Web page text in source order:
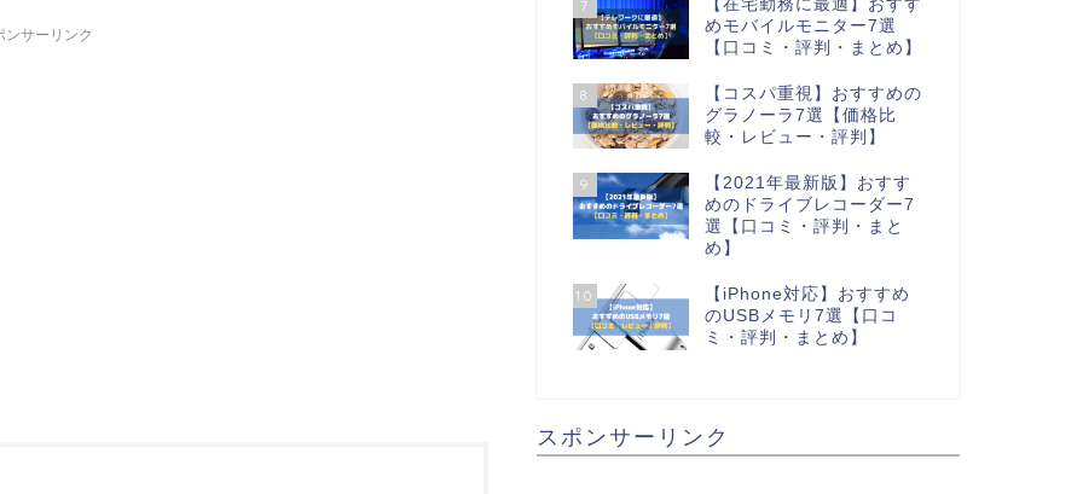
ンサーリンク
7
【在宅勤務に最適】おすす
めモバイルモニター7選
【口コミ・評判・まとめ】
8
【コスパ重視】おすすめの
グラノーラ7選【価格比
較・レビュー・評判】
9
【2021年最新版】おすす
めのドライブレコーダー7
選【口コミ・評判・まと
め】
10
【iPhone対応】おすすめ
のUSBメモリ7選【口コ
ミ・評判・まとめ】
スポンサーリンク